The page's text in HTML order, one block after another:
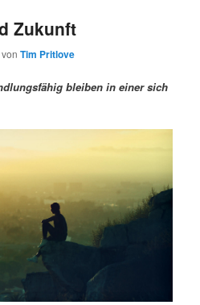
Zukunft
vonTim Pritlove
bleiben in einer sich